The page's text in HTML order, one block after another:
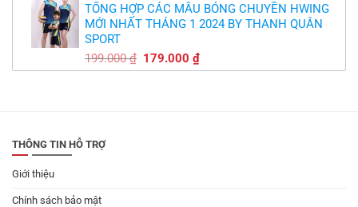
là:
179.000 ₫.
tại
là:
TỔNG HỢP CÁC MẪU BÓNG CHUYỀN HWING
MỚI NHẤT THÁNG 1 2024 BY THANH QUÂN
SPORT
199.000₫ Giá
gốc
179.000₫Giá
hiện
THÔNG TIN HỖ TRỢ
Giới thiệu
Chính sách bảo mật